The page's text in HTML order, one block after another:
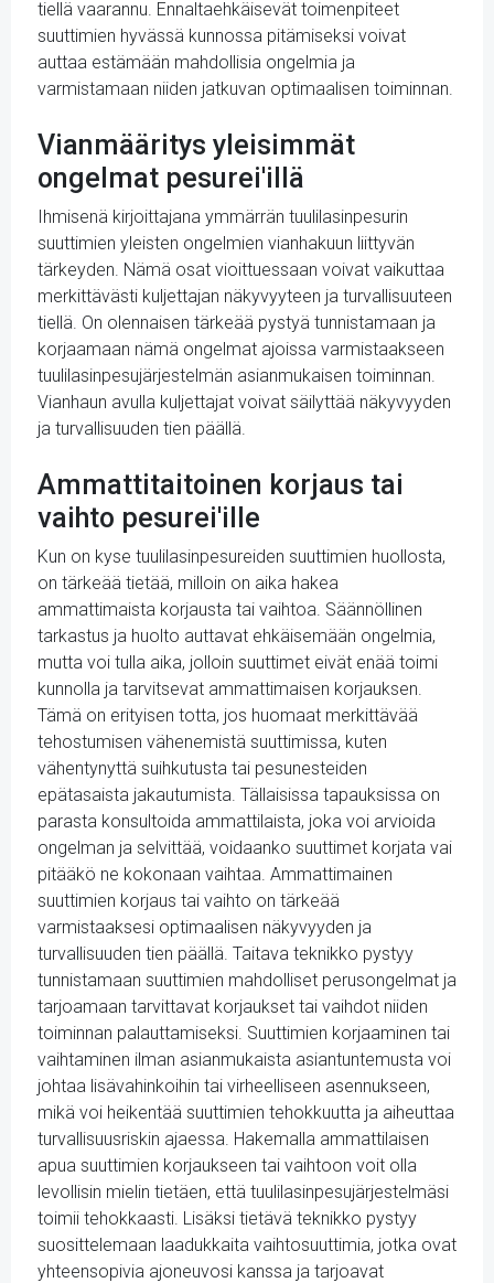
tiellä vaarannu. Ennaltaehkäisevät toimenpiteet
suuttimien hyvässä kunnossa pitämiseksi voivat
auttaa estämään mahdollisia ongelmia ja
varmistamaan niiden jatkuvan optimaalisen toiminnan.
Vianmääritys yleisimmät
ongelmat pesurei'illä
Ihmisenä kirjoittajana ymmärrän tuulilasinpesurin
suuttimien yleisten ongelmien vianhakuun liittyvän
tärkeyden. Nämä osat vioittuessaan voivat vaikuttaa
merkittävästi kuljettajan näkyvyyteen ja turvallisuuteen
tiellä. On olennaisen tärkeää pystyä tunnistamaan ja
korjaamaan nämä ongelmat ajoissa varmistaakseen
tuulilasinpesujärjestelmän asianmukaisen toiminnan.
Vianhaun avulla kuljettajat voivat säilyttää näkyvyyden
ja turvallisuuden tien päällä.
Ammattitaitoinen korjaus tai
vaihto pesurei'ille
Kun on kyse tuulilasinpesureiden suuttimien huollosta,
on tärkeää tietää, milloin on aika hakea
ammattimaista korjausta tai vaihtoa. Säännöllinen
tarkastus ja huolto auttavat ehkäisemään ongelmia,
mutta voi tulla aika, jolloin suuttimet eivät enää toimi
kunnolla ja tarvitsevat ammattimaisen korjauksen.
Tämä on erityisen totta, jos huomaat merkittävää
tehostumisen vähenemistä suuttimissa, kuten
vähentynyttä suihkutusta tai pesunesteiden
epätasaista jakautumista. Tällaisissa tapauksissa on
parasta konsultoida ammattilaista, joka voi arvioida
ongelman ja selvittää, voidaanko suuttimet korjata vai
pitääkö ne kokonaan vaihtaa. Ammattimainen
suuttimien korjaus tai vaihto on tärkeää
varmistaaksesi optimaalisen näkyvyyden ja
turvallisuuden tien päällä. Taitava teknikko pystyy
tunnistamaan suuttimien mahdolliset perusongelmat ja
tarjoamaan tarvittavat korjaukset tai vaihdot niiden
toiminnan palauttamiseksi. Suuttimien korjaaminen tai
vaihtaminen ilman asianmukaista asiantuntemusta voi
johtaa lisävahinkoihin tai virheelliseen asennukseen,
mikä voi heikentää suuttimien tehokkuutta ja aiheuttaa
turvallisuusriskin ajaessa. Hakemalla ammattilaisen
apua suuttimien korjaukseen tai vaihtoon voit olla
levollisin mielin tietäen, että tuulilasinpesujärjestelmäsi
toimii tehokkaasti. Lisäksi tietävä teknikko pystyy
suosittelemaan laadukkaita vaihtosuuttimia, jotka ovat
yhteensopivia ajoneuvosi kanssa ja tarjoavat